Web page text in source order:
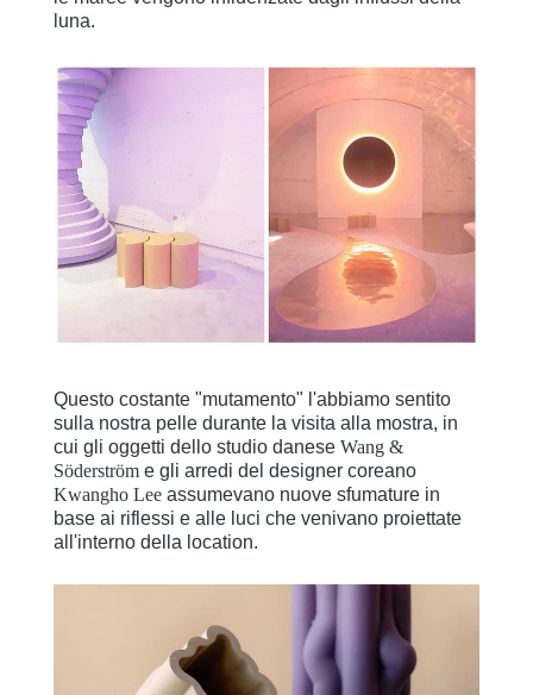
luna.
Questo costante "mutamento" l'abbiamo sentito
sulla nostra pelle durante la visita alla mostra, in
cui gli oggetti dello studio danese Wang &
Söderström e gli arredi del designer coreano
Kwangho Lee assumevano nuove sfumature in
base ai riflessi e alle luci che venivano proiettate
all'interno della location.